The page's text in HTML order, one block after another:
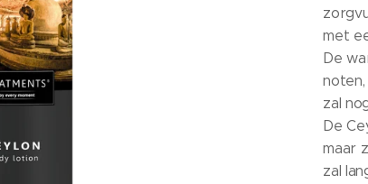
met
De
noten,
zal
De
maar
zal